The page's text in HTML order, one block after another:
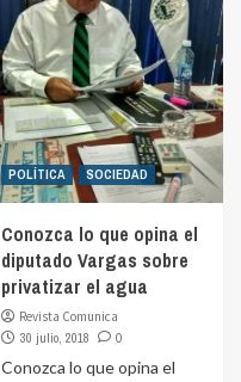
POLÍTICA SOCIEDAD
Conozca lo que opina el
diputado Vargas sobre
privatizar el agua
Revista Comunica
30 julio, 2018
0
Conozca lo que opina el